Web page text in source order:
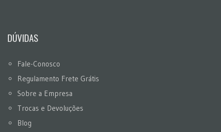
DÚVIDAS
Fale-Conosco
Regulamento Frete Grátis
Sobre a Empresa
Trocas e Devoluções
Blog